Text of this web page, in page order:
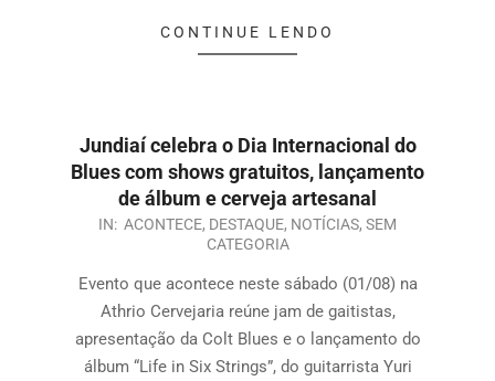
CONTINUE LENDO
Jundiaí celebra o Dia Internacional do
Blues com shows gratuitos, lançamento
de álbum e cerveja artesanal
IN: ACONTECE, DESTAQUE, NOTÍCIAS, SEM
CATEGORIA
Evento que acontece neste sábado (01/08) na
Athrio Cervejaria reúne jam de gaitistas,
apresentação da Colt Blues e o lançamento do
álbum “Life in Six Strings”, do guitarrista Yuri